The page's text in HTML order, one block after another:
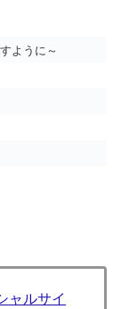
ように～
ャルサイ